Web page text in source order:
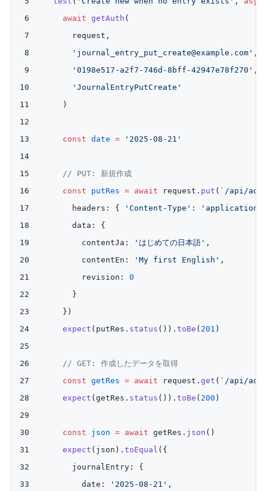
    await
getAuth (
      request,
      'journal_entry_put_create@example.com'
,
      '0198e517-a2f7-746d-8bff-42947e78f270'
,
      'JournalEntryPutCreate'
    )
    const
date = '2025-08-21'
    // PUT: 新規作成
    const
putRes = await request. put ( `/api/
      headers: {
'Content-Type' :
'application/
      data: {
        contentJa:
'はじめての日本語' ,
        contentEn:
'My first English' ,
        revision:
0
      }
    })
    expect
(putRes. status ()).toBe ( 201 )
    // GET: 作成したデータを取得
    const
getRes = await request.get ( `/api/
    expect
(getRes. status ()).toBe ( 200 )
    const
json = await getRes. json ()
    expect
(json).toEqual ({
      journalEntry: {
        date:
'2025-08-21' ,